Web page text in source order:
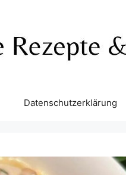
Datenschutzerklärung